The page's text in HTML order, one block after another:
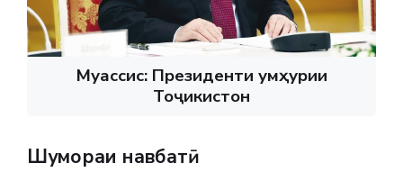
Муассис: Президенти Ҷумҳурии
Тоҷикистон
Шумораи навбатӣ